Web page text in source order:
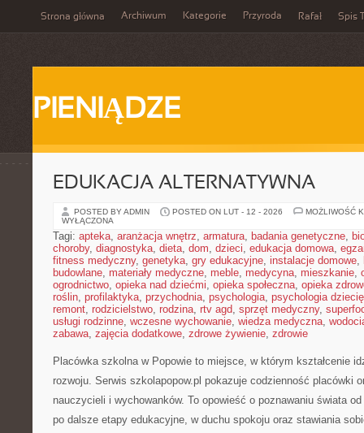
Strona główna Archiwum Kategorie Przyroda Rafał Spis
PIENIĄDZE
EDUKACJA ALTERNATYWNA
POSTED BY ADMIN POSTED ON LUT - 12 - 2026
MOŻLIWOŚĆ
WYŁĄCZONA
Tagi: apteka, aranżacja wnętrz, armatura, badania genetyczne,
choroby, diagnostyka, dieta, dom, dzieci, edukacja domowa,
fitness medyczny, genetyka, gry edukacyjne, instalacje domowe,
budowlane, materiały medyczne, meble, medycyna, mieszkanie,
ogrodnictwo, opieka nad dziećmi, opieka społeczna, opieka
roślin, profilaktyka, przychodnia, psychologia, psychologia
remont, rodzicielstwo, rodzina, rtv agd, sprzęt medyczny,
usługi rodzinne, wczesne wychowanie, wiedza medyczna,
zabawa, zajęcia dodatkowe, zdrowe żywienie, zdrowie
Placówka szkolna w Popowie to miejsce, w którym kształcenie
rozwoju. Serwis szkolapopow.pl pokazuje codzienność placówki
nauczycieli i wychowanków. To opowieść o poznawaniu świata
po dalsze etapy edukacyjne, w duchu spokoju oraz stawiania